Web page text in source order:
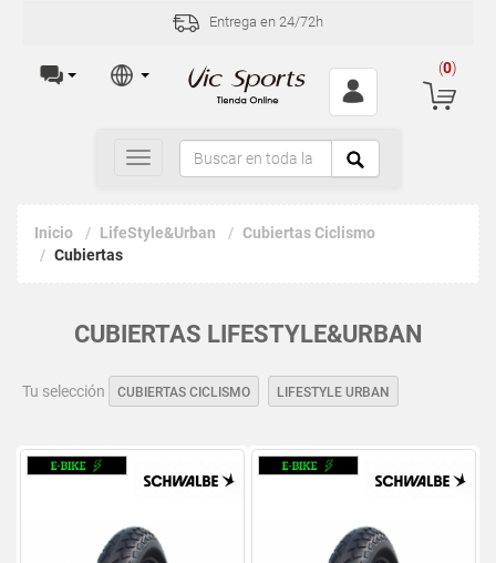
Entrega en 24/72h
(0)
Toggle
navigation
Inicio LifeStyle&Urban
Cubiertas Ciclismo
Cubiertas
CUBIERTAS LIFESTYLE&URBAN
Tu selección CUBIERTAS CICLISMO LIFESTYLE URBAN